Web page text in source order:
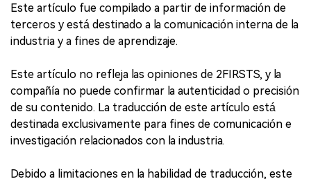
Este artículo fue compilado a partir de información de
terceros y está destinado a la comunicación interna de la
industria y a fines de aprendizaje.
Este artículo no refleja las opiniones de 2FIRSTS, y la
compañía no puede confirmar la autenticidad o precisión
de su contenido. La traducción de este artículo está
destinada exclusivamente para fines de comunicación e
investigación relacionados con la industria.
Debido a limitaciones en la habilidad de traducción, este